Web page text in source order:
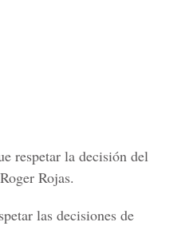
respetar la decisión del
Rojas.
las decisiones de